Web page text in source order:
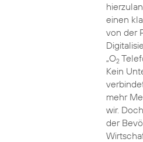
einen
von der
„O2
Kein
mehr
wir.
der